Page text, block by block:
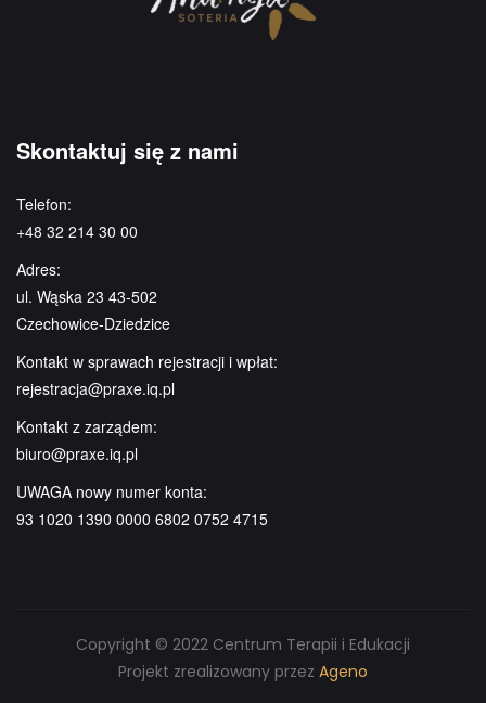
Skontaktuj się z nami
Telefon:
+48 32 214 30 00
Adres:
ul. Wąska 23 43-502
Czechowice-Dziedzice
Kontakt w sprawach rejestracji i wpłat:
rejestracja@praxe.iq.pl
Kontakt z zarządem:
biuro@praxe.iq.pl
UWAGA nowy numer konta:
93 1020 1390 0000 6802 0752 4715
Copyright © 2022 Centrum Terapii i Edukacji
Projekt zrealizowany przez Ageno